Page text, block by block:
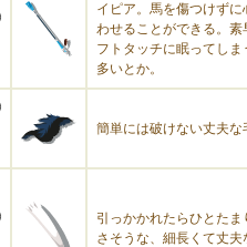
イピア。馬を傷つけずに
わせることができる。素
フトタッチに眠ってしま
多いとか。
簡単には破けない丈夫な
引っかかれたらひとたま
さそうな、細長くて丈夫